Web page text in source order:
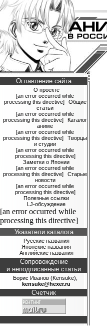
Оглавление сайта
О проекте
[an error occurred while
processing this directive]
Общие
статьи
[an error occurred while
processing this directive]
Каталог
аниме
[an error occurred while
processing this directive]
Творцы
и студии
[an error occurred while
processing this directive]
Заметки о Японии
[an error occurred while
processing this directive]
Старые
новости
[an error occurred while
processing this directive]
Полезные ссылки
LJ-обсуждение
[an error occurred while
processing this directive]
Указатели каталога
Русские названия
Японские названия
Английские названия
Сопровождение
и неподписанные статьи
Борис Иванов (Kensuke),
kensuke@hexer.ru
Счетчик